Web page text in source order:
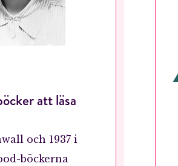
att läsa
och 1937 i
böckerna